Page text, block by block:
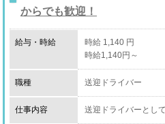
からでも歓迎！
給与・時給
時給 1,140 円
時給1,140円～
職種 送迎ドライバー
仕事内容
送迎ドライバーとし